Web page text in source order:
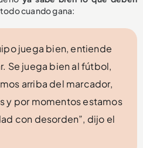
cuando gana:
juega bien, entiende
Se juega bien al fútbol,
arriba del marcador,
y por momentos estamos
con desorden”, dijo el